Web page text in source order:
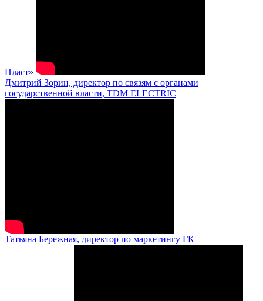
Пласт»
Дмитрий Зорин, директор по связям с органами
государственной власти, TDM ELECTRIC
Татьяна Бережная, директор по маркетингу ГК